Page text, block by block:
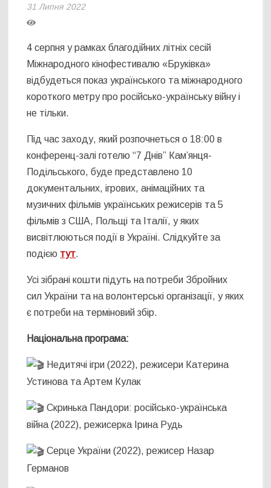
31 Липня 2022
4 серпня у рамках благодійних літніх сесій
Міжнародного кінофестивалю «Бруківка»
відбудеться показ українського та міжнародного
короткого метру про російсько-українську війну і
не тільки.
Під час заходу, який розпочнеться о 18:00 в
конференц-залі готелю “7 Днів” Кам’янця-
Подільського, буде представлено 10
документальних, ігрових, анімаційних та
музичних фільмів українських режисерів та 5
фільмів з США, Польщі та Італії, у яких
висвітлюються події в Україні. Слідкуйте за
подією тут.
Усі зібрані кошти підуть на потреби Збройних
сил України та на волонтерські організації, у яких
є потреби на терміновий збір.
Національна програма:
Недитячі ігри (2022), режисери Катерина
Устинова та Артем Кулак
Скринька Пандори: російсько-українська
війна (2022), режисерка Ірина Рудь
Серце України (2022), режисер Назар
Германов